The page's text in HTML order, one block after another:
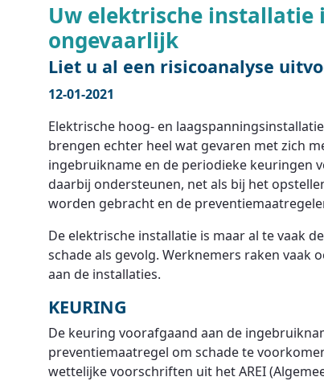
Uw elektrische
ongevaarlijk
Liet u al een risicoanalyse
12-01-2021
Elektrische hoog- en
brengen echter heel wat gevaren met zich
ingebruikname en de periodieke keuringen
daarbij ondersteunen, net als bij het
worden gebracht en de
De elektrische installatie is maar al te vaak
schade als gevolg. Werknemers raken
aan de installaties.
KEURING
De keuring voorafgaand aan de
preventiemaatregel om schade te
wettelijke voorschriften uit het AREI